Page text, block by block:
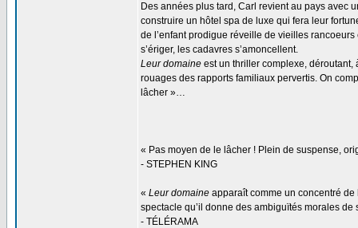
Des années plus tard, Carl revient au pays avec
construire un hôtel spa de luxe qui fera leur
de l’enfant prodigue réveille de vieilles
s’ériger, les cadavres s’amoncellent.
Leur domaine est un thriller complexe,
rouages des rapports familiaux pervertis. On
lâcher »…
« Pas moyen de le lâcher ! Plein de suspense,
- STEPHEN KING
« Leur domaine apparaît comme un concentré
spectacle qu’il donne des ambiguïtés morales
- TÉLÉRAMA